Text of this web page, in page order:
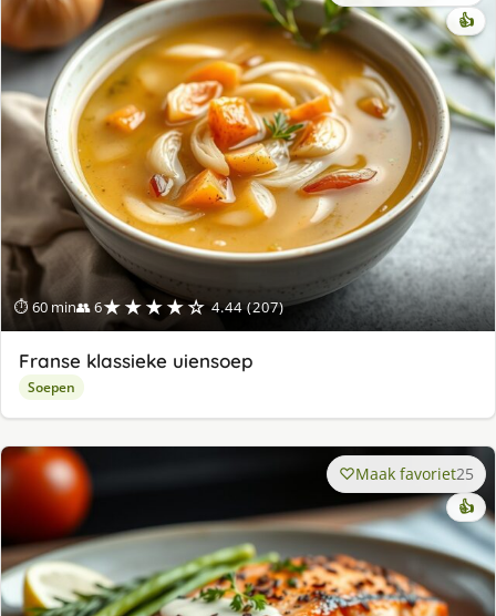
⏱ 60 min👥 6★★★★☆ 4.44 (207)
👍
Franse klassieke uiensoep
Soepen
Maak favoriet25
👍